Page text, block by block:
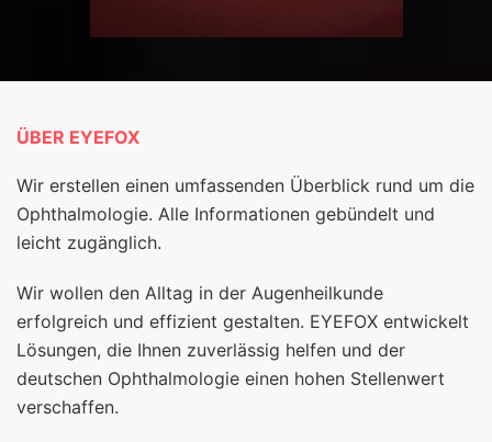
ÜBER EYEFOX
Wir erstellen einen umfassenden Überblick rund um die
Ophthalmologie. Alle Informationen gebündelt und
leicht zugänglich.
Wir wollen den Alltag in der Augenheilkunde
erfolgreich und effizient gestalten. EYEFOX entwickelt
Lösungen, die Ihnen zuverlässig helfen und der
deutschen Ophthalmologie einen hohen Stellenwert
verschaffen.